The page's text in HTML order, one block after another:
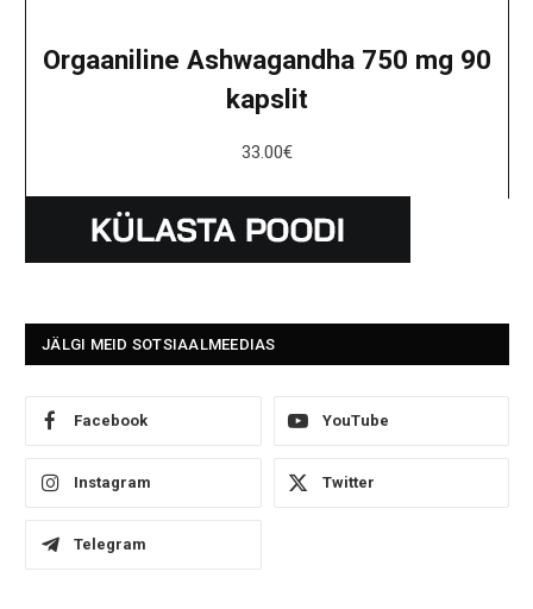
Orgaaniline Ashwagandha 750 mg 90
kapslit
33.00€
JÄLGI MEID SOTSIAALMEEDIAS
Facebook YouTube
Instagram Twitter
Telegram